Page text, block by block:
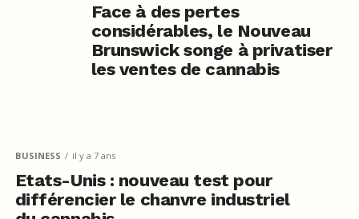
Face à des pertes
considérables, le Nouveau
Brunswick songe à privatiser
les ventes de cannabis
BUSINESS il y a 7 ans
Etats-Unis : nouveau test pour
différencier le chanvre industriel